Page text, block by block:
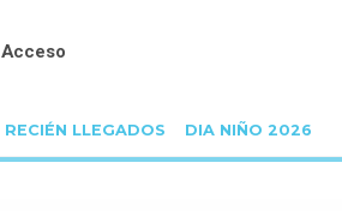
Acceso
RECIÉN LLEGADOS DIA NIÑO 2026
Inicio SKS GERMANY